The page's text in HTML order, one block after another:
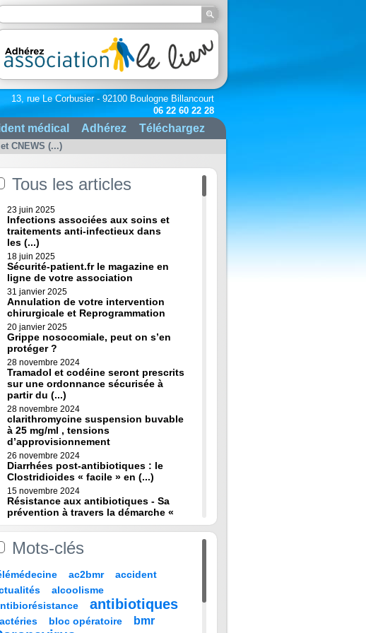
13, rue Le Corbusier - 92100 Boulogne Billancourt
06 22 60 22 28
médical Adhérez Téléchargez
CNEWS (...)
Tous les articles
23 juin 2025
Infections associées aux soins et
traitements anti-infectieux dans
les (...)
18 juin 2025
Sécurité-patient.fr le magazine en
ligne de votre association
31 janvier 2025
Annulation de votre intervention
chirurgicale et Reprogrammation
20 janvier 2025
Grippe nosocomiale, peut on s’en
protéger ?
28 novembre 2024
Tramadol et codéine seront prescrits
sur une ordonnance sécurisée à
partir du (...)
28 novembre 2024
clarithromycine suspension buvable
à 25 mg/ml , tensions
d’approvisionnement
26 novembre 2024
Diarrhées post-antibiotiques : le
Clostridioides « facile » en (...)
15 novembre 2024
Résistance aux antibiotiques - Sa
prévention à travers la démarche «
Une (...)
Erreurs de diagnostic en médecine
23 octobre 2024
Erreurs médicales : « quand leur vie
bascule » sur TF1 mardi 22 (...)
17 octobre 2024
Tramadol, codeine : de nouvelles
mesures pour prévenir la
Mots-clés
200
200 ac2bmr
200 accident
200
200 alcoolisme
200
200 antibiotiques
200
200 bloc opératoire
200 bmr
200